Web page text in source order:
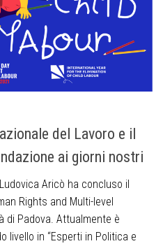
del Lavoro e il
ai giorni nostri
Aricò ha concluso il
Rights and Multi-level
di Padova. Attualmente è
livello in “Esperti in Politica e